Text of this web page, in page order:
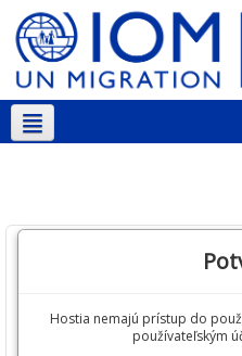
Hostia nemajú prístup do
používateľským